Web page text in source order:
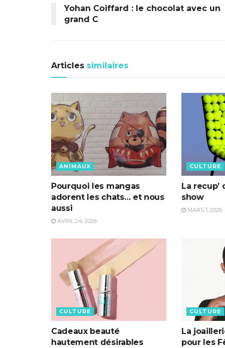
Yohan Coiffard : le chocolat avec un
grand C
Articles similaires
ANIMAUX
Pourquoi les mangas
adorent les chats… et nous
aussi
AVRIL 24, 2026
CULTURE
La recup’
show
MARS 1, 2026
CULTURE
Cadeaux beauté
hautement désirables
CULTURE
La
pour les